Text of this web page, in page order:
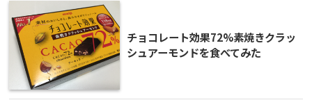
チョコレート効果72%素焼きクラッ
シュアーモンドを食べてみた